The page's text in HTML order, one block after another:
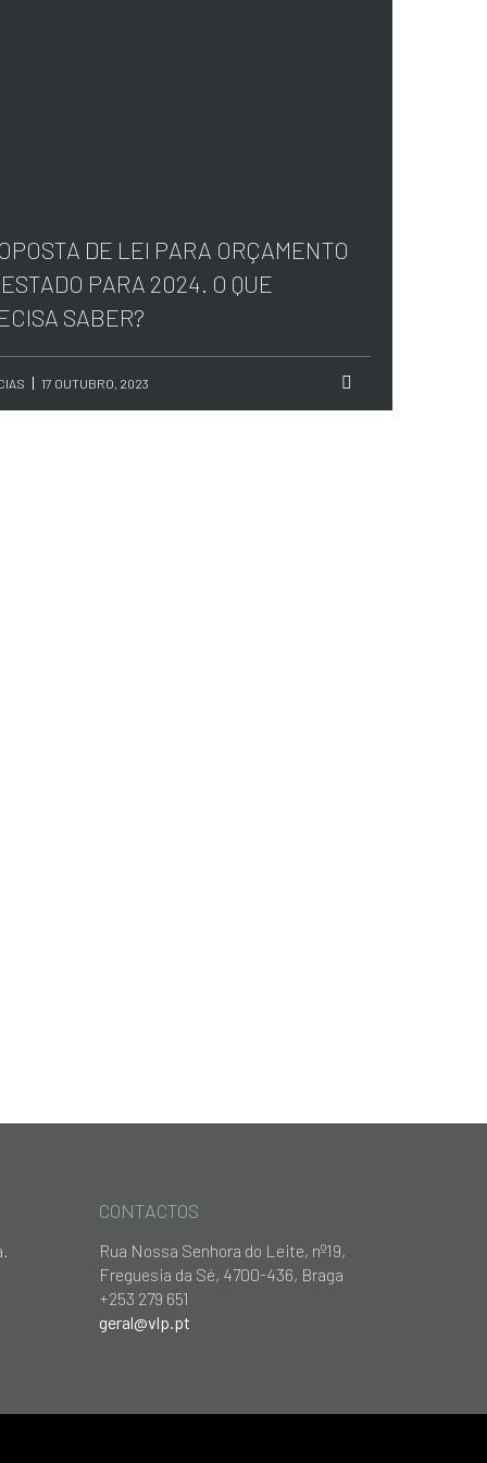
DE LEI PARA ORÇAMENTO
PARA 2024. O QUE
SABER?
17 OUTUBRO, 2023
CONTACTOS
Rua Nossa Senhora do Leite, nº19,
Freguesia da Sé, 4700-436, Braga
+253 279 651
geral@vlp.pt